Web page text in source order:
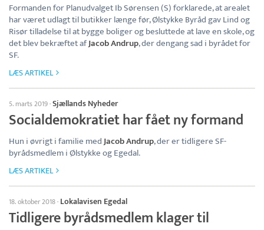
Formanden for Planudvalget Ib Sørensen (S) forklarede, at arealet
har været udlagt til butikker længe før, Ølstykke Byråd gav Lind og
Risør tilladelse til at bygge boliger og besluttede at lave en skole, og
det blev bekræftet afJacob Andrup, der dengang sad i byrådet for
SF.
LÆS ARTIKEL
5. marts 2019·Sjællands Nyheder
Socialdemokratiet har fået ny formand
Hun i øvrigt i familie medJacob Andrup, der er tidligere SF-
byrådsmedlem i Ølstykke og Egedal.
LÆS ARTIKEL
18. oktober 2018· Lokalavisen Egedal
Tidligere byrådsmedlem klager til